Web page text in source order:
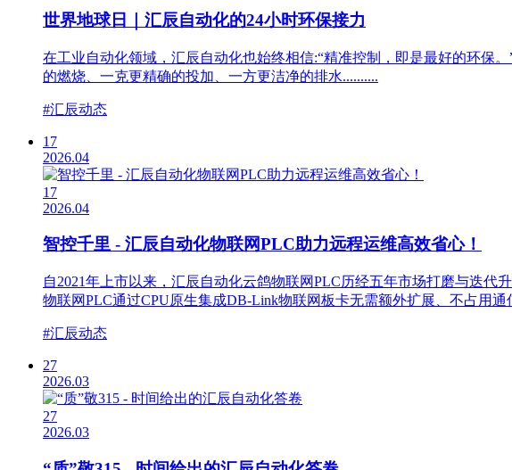
世界地球日｜汇辰自动化的24小时环保接力
在工业自动化领域，汇辰自动化也始终相信:“精准控制，即是最好的环保
的燃烧、一克更精确的投加、一方更洁净的排水..........
#汇辰动态
17
2026.04
17
2026.04
智控千里 - 汇辰自动化物联网PLC助力远程运维高效省心！
自2021年上市以来，汇辰自动化云鸽物联网PLC历经五年市场打磨与迭
物联网PLC通过CPU原生集成DB-Link物联网板卡无需额外扩展、不占用
#汇辰动态
27
2026.03
27
2026.03